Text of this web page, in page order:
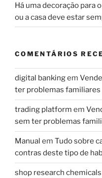
Há uma decoração para
ou a casa deve estar
COMENTÁRIOS
digital bankingem
ter problemas familiares
trading platform em
sem ter problemas
Manual em Tudo sobre
contras deste tipo de
shop research